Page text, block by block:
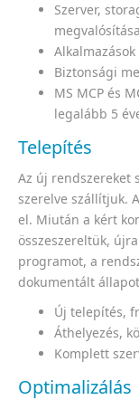
Szerver,
megvalósítása
Biztonsági
MS MCP és
legalább 5
Telepítés
Az új rendszereket
szerelve szállítjuk.
el. Miután a kért
összeszereltük,
programot, a
dokumentált
Új telepítés,
Áthelyezés,
Komplett
Optimalizálás